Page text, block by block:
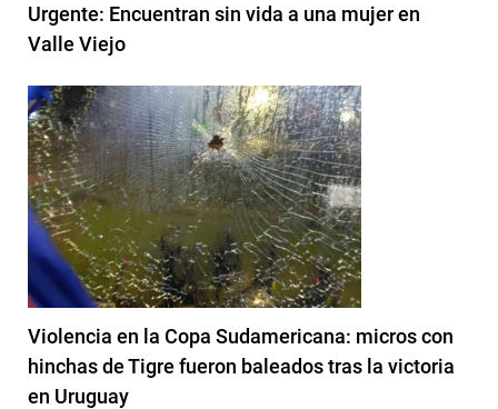
Urgente: Encuentran sin vida a una mujer en
Valle Viejo
Violencia en la Copa Sudamericana: micros con
hinchas de Tigre fueron baleados tras la victoria
en Uruguay